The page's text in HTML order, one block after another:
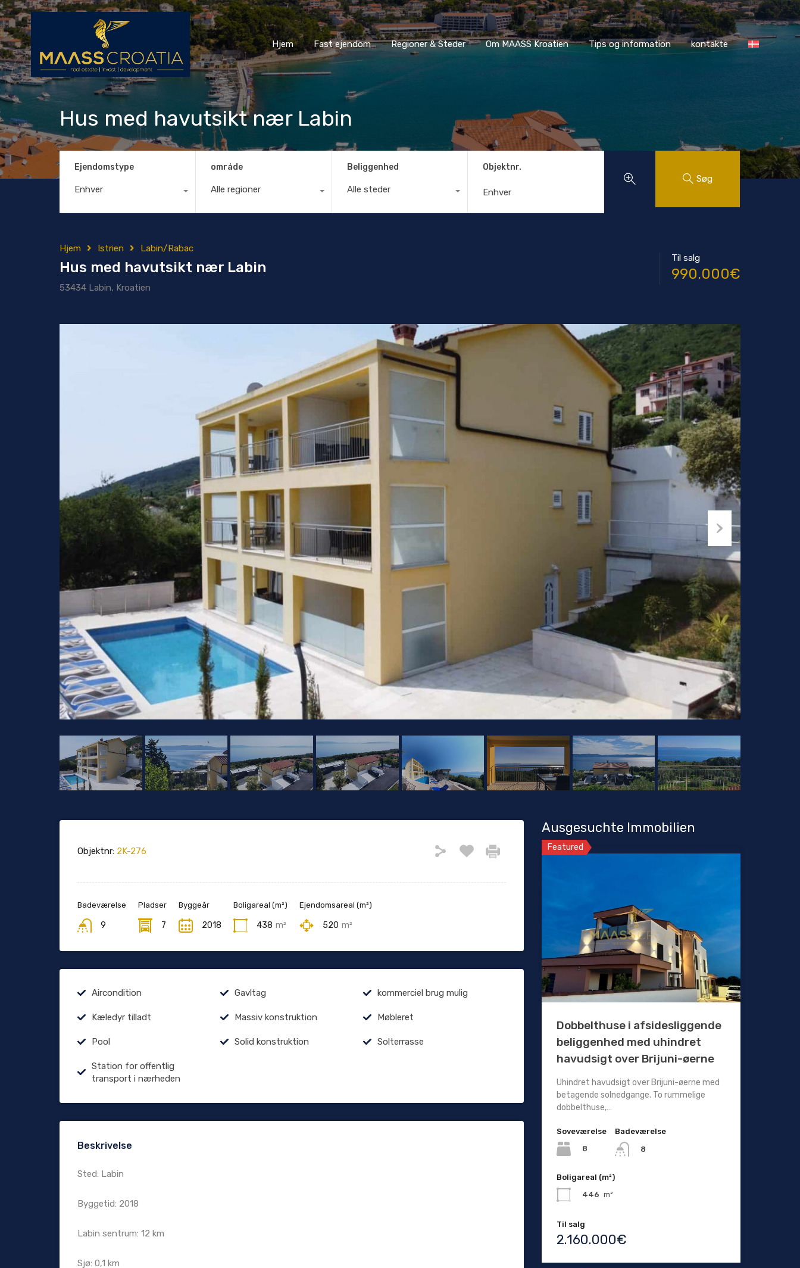
Hjem Fast ejendom Regioner & Steder Om MAASS Kroatien Tips og information kontakte
Hjem Fast ejendom Regioner & Steder Om MAASS Kroatien Tips og information kontakte
Hus med havutsikt nær Labin
Ejendomstype
Enhver
område
Alle regioner
Beliggenhed
Alle steder
Objektnr.
Søg
Hjem Istrien Labin/Rabac
Hus med havutsikt nær Labin
53434 Labin, Kroatien
Til salg
990.000€
Objektnr: 2K-276
Badeværelse
9
Pladser
7
Byggeår
2018
Boligareal (m²)
438 m²
Ejendomsareal (m²)
520 m²
Aircondition Gavltag kommerciel brug mulig
Kæledyr tilladt Massiv konstruktion Møbleret
Pool Solid konstruktion Solterrasse
Station for offentlig
transport i nærheden
Beskrivelse
Sted: Labin
Byggetid: 2018
Labin sentrum: 12 km
Sjø: 0,1 km
Ausgesuchte Immobilien
Featured
Dobbelthuse i afsidesliggende
beliggenhed med uhindret
havudsigt over Brijuni-øerne
Uhindret havudsigt over Brijuni-øerne med
betagende solnedgange. To rummelige
dobbelthuse,…
Soveværelse
8
Badeværelse
8
Boligareal (m²)
446 m²
Til salg
2.160.000€